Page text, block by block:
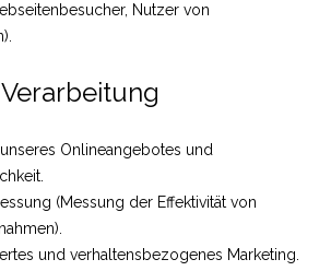
Nutzer von
Onlineangebotes und
(Messung der Effektivität von
und verhaltensbezogenes Marketing.